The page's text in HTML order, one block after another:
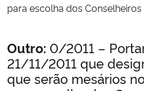
Ministério da Infraestrutura
Ministério da Agricultura, Pecuária e
Ministério da Educação
para escolha dos
Início do conteúdo
Outro: 0/2011 –
21/11/2011 que
que serão mesários